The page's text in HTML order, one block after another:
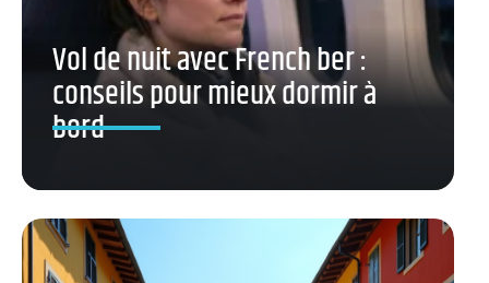
Vol de nuit avec French ber :
conseils pour mieux dormir à
bord